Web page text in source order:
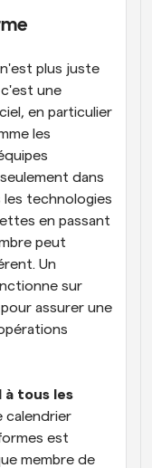
plus juste
une
en particulier
les
dans
les technologies
en passant
peut
Un
sur
assurer une
à tous les
calendrier
est
membre de